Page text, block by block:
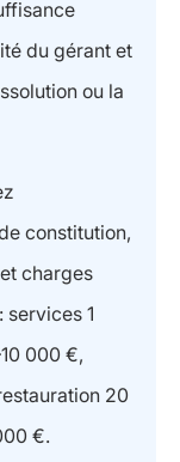
du gérant et
ou la
constitution,
charges
1
000 €,
20
€.